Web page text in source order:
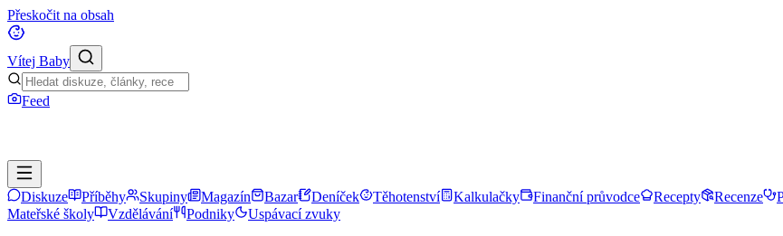
Přeskočit na obsah
Vítej Baby
Feed
Diskuze Příběhy Skupiny Magazín Bazar Deníček Těhotenství Kalkulačky Finanční průvodce Recepty Recenze
Mateřské školy
Vzdělávání Podniky
Uspávací zvuky